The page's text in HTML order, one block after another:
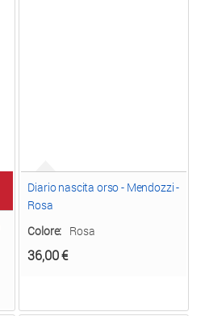
Diario nascita orso - Mendozzi -
Rosa
Colore: Rosa
36,00€